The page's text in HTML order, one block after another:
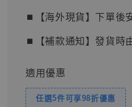
⏹︎【海外現貨】下單後
⏹︎【補款通知】發貨時
適用優惠
任選5件可享98折優惠